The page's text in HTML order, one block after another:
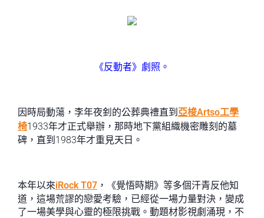
《反動者》劇照。
因時局動蕩，李年夜釗的公葬典禮直到 亞梭Artso工學
椅1933年才正式舉辦，那時地下黨組織機密雕刻的墓
碑，直到1983年才重見天日。
本年以來iRock T07 ，《覺悟時期》等多個汗青反他知
道，這場荒謬的戀愛考驗，已經從一場力量對決，變成
了一場美學與心靈的極限挑戰。動題材影視劇涌現，不